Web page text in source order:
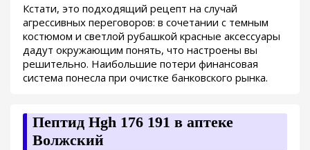
Кстати, это подходящий рецепт на случай
агрессивных переговоров: в сочетании с темным
костюмом и светлой рубашкой красные аксессуары
дадут окружающим понять, что настроены вы
решительно. Наибольшие потери финансовая
система понесла при очистке банковского рынка.
Пептид Hgh 176 191 в аптеке
Волжский